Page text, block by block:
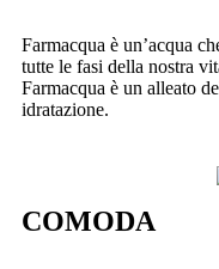
Farmacqua è un’acqua
tutte le fasi della nostra
Farmacqua è un alleato
idratazione.
COMODA